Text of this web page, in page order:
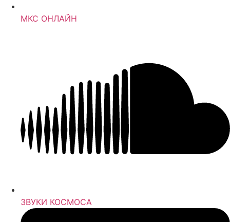
МКС ОНЛАЙН
ЗВУКИ КОСМОСА